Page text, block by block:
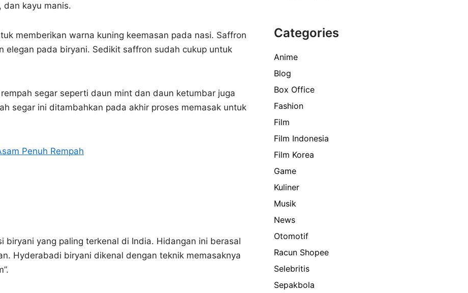
dan kayu manis.
memberikan warna kuning keemasan pada nasi. Saffron
elegan pada biryani. Sedikit saffron sudah cukup untuk
segar seperti daun mint dan daun ketumbar juga
segar ini ditambahkan pada akhir proses memasak untuk
Penuh Rempah
yang paling terkenal di India. Hidangan ini berasal
Hyderabadi biryani dikenal dengan teknik memasaknya
Categories
Anime
Blog
Box Office
Fashion
Film
Film Indonesia
Film Korea
Game
Kuliner
Musik
News
Otomotif
Racun Shopee
Selebritis
Sepakbola